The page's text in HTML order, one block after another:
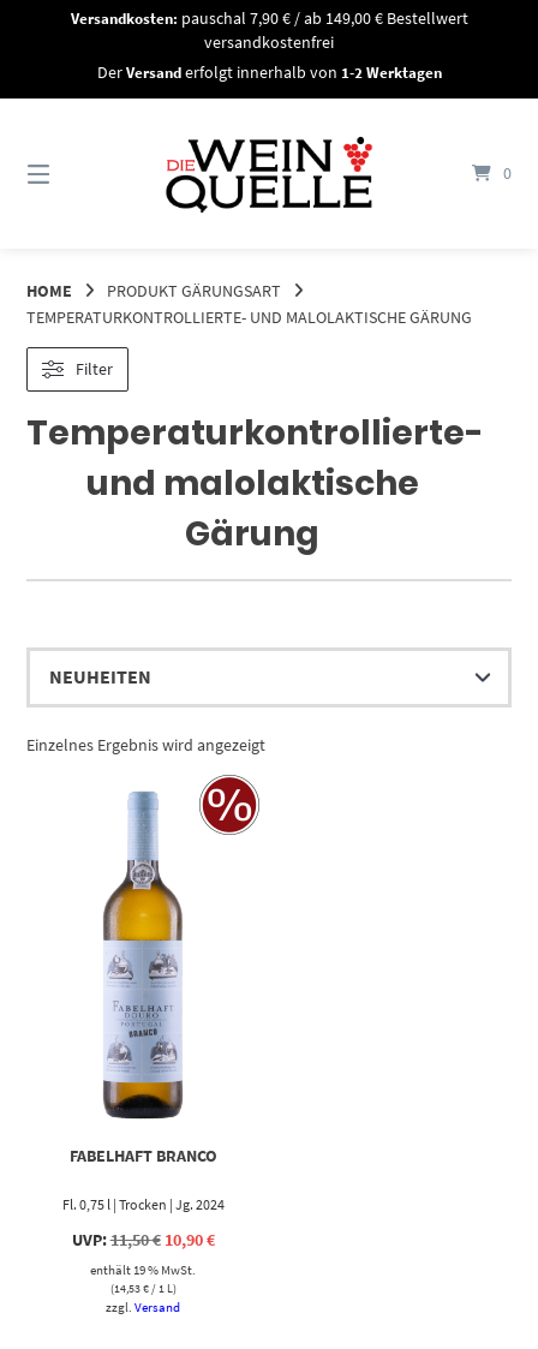
Versandkosten: pauschal 7,90 € / ab 149,00 € Bestellwert
versandkostenfrei
DerVersanderfolgt innerhalb von 1-2 Werktagen
0
HOME
PRODUKT GÄRUNGSART
TEMPERATURKONTROLLIERTE- UND MALOLAKTISCHE GÄRUNG
Temperaturkontrollierte-
und malolaktische
Gärung
Filter
Einzelnes Ergebnis wird angezeigt
FABELHAFT BRANCO
Fl. 0,75 l | Trocken | Jg. 2024
UVP:11,50€ Ursprünglicher
Preis
war:
11,50 €
10,90€Aktueller
enthält 19 % MwSt.
(14,53€/ 1 L)
zzgl.Versand